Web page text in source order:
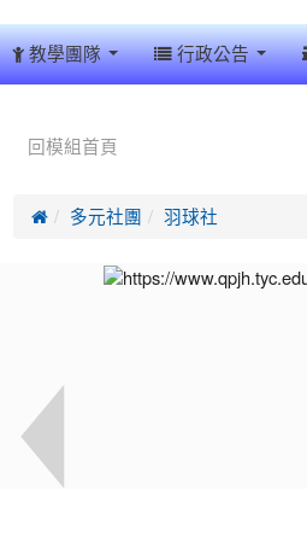
教學團隊 行政公告
回模組首頁
 多元社團 羽球社